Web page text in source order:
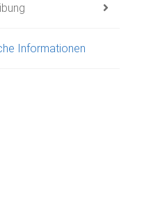
Informationen